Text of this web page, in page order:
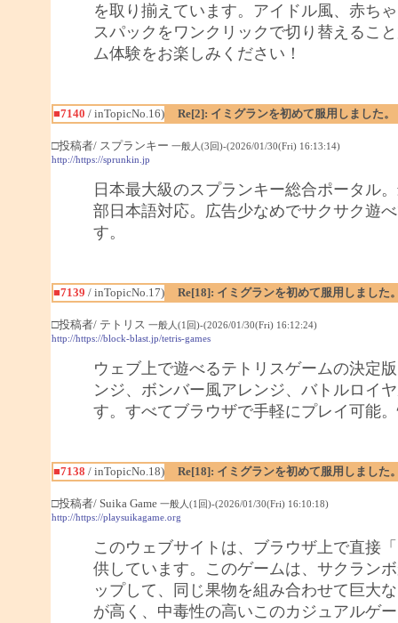
を取り揃えています。アイドル風、赤ち
スパックをワンクリックで切り替えるこ
ム体験をお楽しみください！
■7140 / inTopicNo.16) Re[2]: イミグランを初めて服用しました。
□投稿者/ スプランキー 一般人(3回)-(2026/01/30(Fri) 16:13:14)
http://https://sprunkin.jp
日本最大級のスプランキー総合ポータル
部日本語対応。広告少なめでサクサク遊
す。
■7139 / inTopicNo.17) Re[18]: イミグランを初めて服用しました
□投稿者/ テトリス 一般人(1回)-(2026/01/30(Fri) 16:12:24)
http://https://block-blast.jp/tetris-games
ウェブ上で遊べるテトリスゲームの決定
ンジ、ボンバー風アレンジ、バトルロイ
す。すべてブラウザで手軽にプレイ可能
■7138 / inTopicNo.18) Re[18]: イミグランを初めて服用しました
□投稿者/ Suika Game 一般人(1回)-(2026/01/30(Fri) 16:10:18)
http://https://playsuikagame.org
このウェブサイトは、ブラウザ上で直接
供しています。このゲームは、サクラン
ップして、同じ果物を組み合わせて巨大
が高く、中毒性の高いこのカジュアルゲ